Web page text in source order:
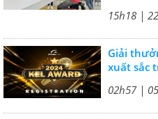
15h18 |
Giải
xuất sắc
02h57 |